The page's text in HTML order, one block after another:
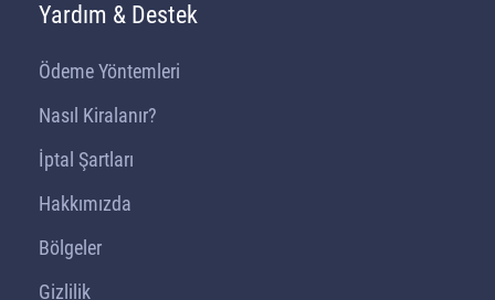
Yardım & Destek
Ödeme Yöntemleri
Nasıl Kiralanır?
İptal Şartları
Hakkımızda
Bölgeler
Gizlilik